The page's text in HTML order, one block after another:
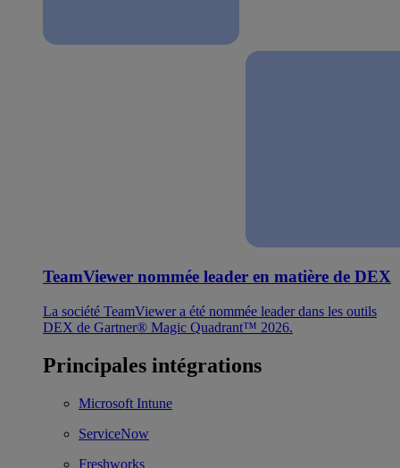
TeamViewer nommée leader en matière de DEX
La société TeamViewer a été nommée leader dans les outils
DEX de Gartner® Magic Quadrant™ 2026.
Principales intégrations
Microsoft Intune
ServiceNow
Freshworks